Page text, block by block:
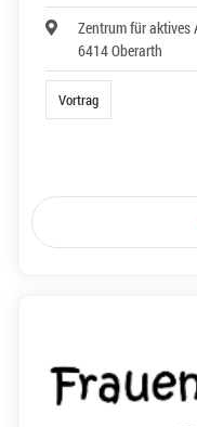
Zentrum für aktives
6414 Oberarth
Vortrag